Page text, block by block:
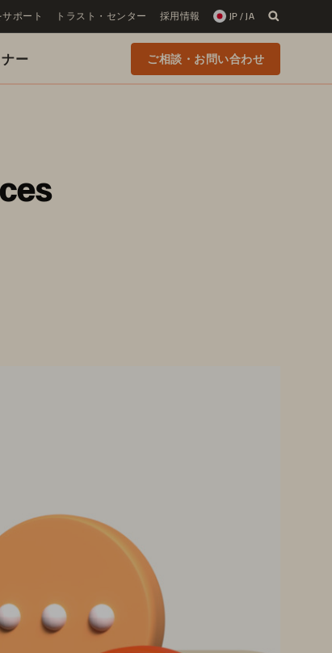
サポート トラスト・センター 採用情報 JP / JA
ー ご相談・お問い合わせ